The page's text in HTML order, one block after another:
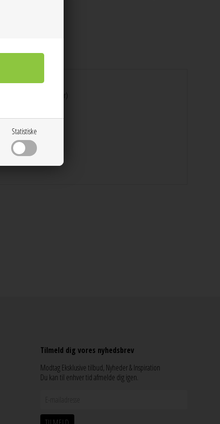
Statistiske
recycled sterling silver)
Tilmeld dig vores nyhedsbrev
Modtag Eksklusive tilbud, Nyheder & Inspiration
Du kan til enhver tid afmelde dig igen.